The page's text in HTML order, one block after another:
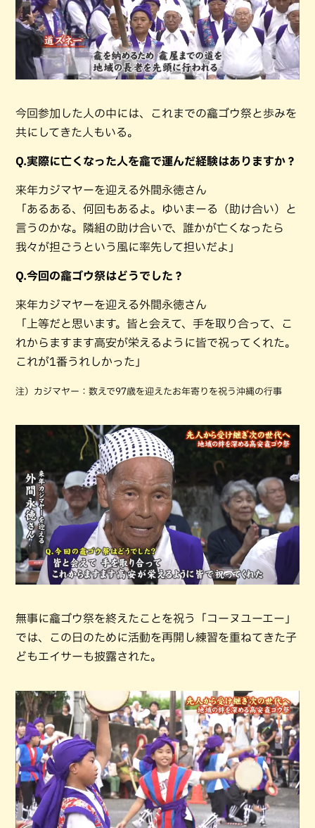
今回参加した人の中には、これまでの龕ゴウ祭と歩みを
共にしてきた人もいる。
Q.実際に亡くなった人を龕で運んだ経験はありますか？
来年カジマヤーを迎える外間永徳さん
「あるある、何回もあるよ。ゆいまーる（助け合い）と
言うのかな。隣組の助け合いで、誰かが亡くなったら
我々が担ごうという風に率先して担いだよ」
Q.今回の龕ゴウ祭はどうでした？
来年カジマヤーを迎える外間永徳さん
「上等だと思います。皆と会えて、手を取り合って、こ
れからますます高安が栄えるように皆で祝ってくれた。
これが1番うれしかった」
注）カジマヤー：数えで97歳を迎えたお年寄りを祝う沖縄の行事
無事に龕ゴウ祭を終えたことを祝う「コーヌユーエー」
では、この日のために活動を再開し練習を重ねてきた子
どもエイサーも披露された。